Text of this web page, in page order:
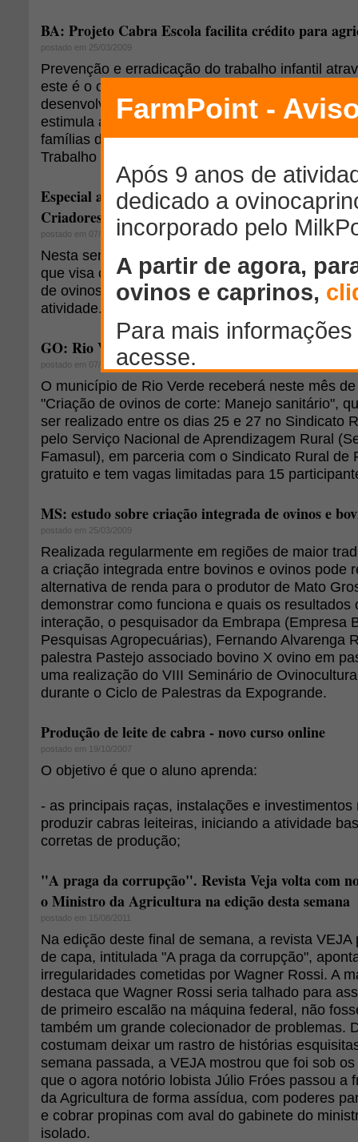
BA: Projeto Cabra Escola facilita crédito para
postado em 25/03/2009
Prevenção e erradicação do trabalho infantil
este é o objetivo do Projeto Cabra Escola.
desenvolvido pelo MOC em parceria com o
estimula a criação de caprinos como forma de
famílias de crianças que integram o Programa
Trabalho Infantil (PETI) dos Territórios Bacia do
Especial associações: Paulo Schwab da
Criadores de Ovinos (ARCO)
postado em 07/04/2010
Nesta semana, o FarmPoint esta lançando o
que visa conhecer o trabalho, as dificuldades e
de ovinos e caprinos brasileiras vêm fazendo
atividade. Confira a entrevista de estréia com
GO: Rio Verde recebe curso gratuito sobre
postado em 07/03/2014
O município de Rio Verde receberá neste mês
"Criação de ovinos de corte: Manejo sanitário",
ser realizado entre os dias 25 e 27 no Sindicato
pelo Serviço Nacional de Aprendizagem Rural
Famasul), em parceria com o Sindicato Rural de
gratuito e tem vagas limitadas para 15
MS: estudo sobre criação integrada de ovinos e
postado em 25/03/2009
Realizada regularmente em regiões de maior
a criação integrada entre bovinos e ovinos pode
alternativa de renda para o produtor de Mato
demonstrar como funciona e quais os resultados
interação, o pesquisador da Embrapa (Empresa
Pesquisas Agropecuárias), Fernando Alvarenga
palestra Pastejo associado bovino X ovino em
uma realização do VIII Seminário de
durante o Ciclo de Palestras da Expogrande.
Produção de leite de cabra - novo curso online
postado em 19/10/2007
O objetivo é que o aluno aprenda:
- as principais raças, instalações e
produzir cabras leiteiras, iniciando a atividade
corretas de produção;
"A praga da corrupção". Revista Veja volta com
o Ministro da Agricultura na edição desta semana
postado em 15/08/2011
Na edição deste final de semana, a revista
de capa, intitulada "A praga da corrupção",
irregularidades cometidas por Wagner Rossi. A
destaca que Wagner Rossi seria talhado para
de primeiro escalão na máquina federal, não
também um grande colecionador de problemas.
costumam deixar um rastro de histórias
semana passada, a VEJA mostrou que foi sob
que o agora notório lobista Júlio Fróes passou a
da Agricultura de forma assídua, com poderes
e cobrar propinas com aval do gabinete do
isolado.